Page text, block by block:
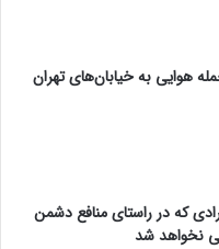
که در راستای منافع دشمن
نخواهد شد